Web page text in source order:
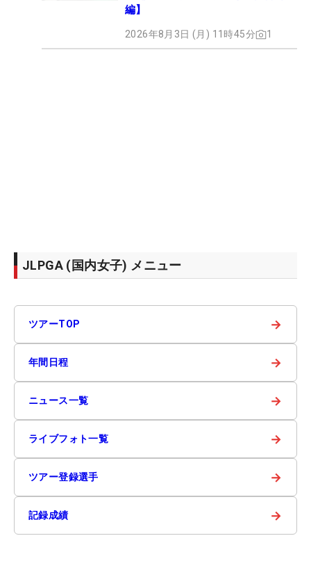
編】
2026年8月3日 (月) 11時45分 1
JLPGA (国内女子) メニュー
ツアーTOP →
年間日程 →
ニュース一覧 →
ライブフォト一覧 →
ツアー登録選手 →
記録成績 →